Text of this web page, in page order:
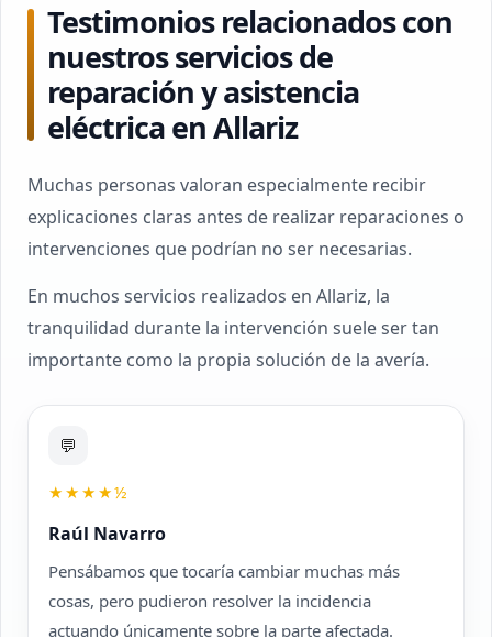
Testimonios relacionados con
nuestros servicios de
reparación y asistencia
eléctrica en Allariz
Muchas personas valoran especialmente recibir
explicaciones claras antes de realizar reparaciones o
intervenciones que podrían no ser necesarias.
En muchos servicios realizados en Allariz, la
tranquilidad durante la intervención suele ser tan
importante como la propia solución de la avería.
💬
★★★★½
Raúl Navarro
Pensábamos que tocaría cambiar muchas más
cosas, pero pudieron resolver la incidencia
actuando únicamente sobre la parte afectada.